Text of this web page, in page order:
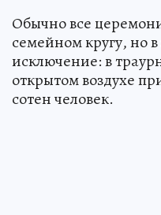
Обычно все
семейном кругу, но в
исключение: в
открытом воздухе
сотен человек.